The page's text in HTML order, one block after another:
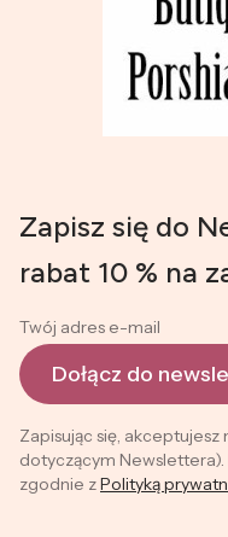
Zapisz się do
rabat 10 % na
Twój adres e-mail
Dołącz do
Zapisując się, akceptujesz
dotyczącym
zgodnie zPolityką